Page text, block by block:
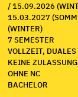
/ 15.09.2026
15.03.2027
(WINTER)
7 SEMESTER
VOLLZEIT,
KEINE
OHNE NC
BACHELOR